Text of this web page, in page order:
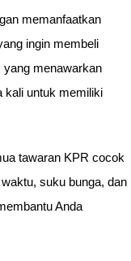
memanfaatkan
ingin membeli
yang menawarkan
kali untuk memiliki
tawaran KPR cocok
suku bunga, dan
Anda